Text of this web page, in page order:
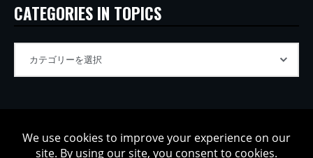
CATEGORIES IN TOPICS
Copyright © 2002-2026 Tatsuya Oe / Model Electronic. All rights